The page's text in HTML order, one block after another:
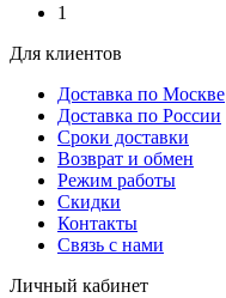
1
Для клиентов
Доставка по Москве
Доставка по России
Сроки доставки
Возврат и обмен
Режим работы
Скидки
Контакты
Связь с нами
Личный кабинет